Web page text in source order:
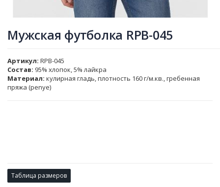
Мужская футболка RPB-045
Артикул RPB-045
Состав: 95% хлопок, 5% лайкра
Материал: кулирная гладь, плотность 160 г/м.кв., гребенная
пряжа (penye)
Таблица размеров